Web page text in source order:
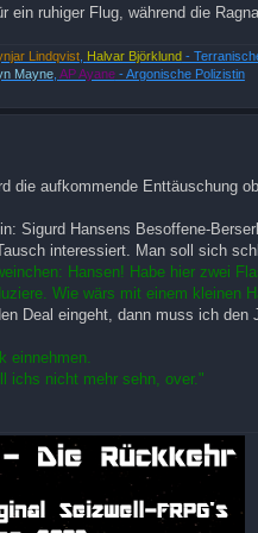
ein ruhiger Flug, während die
Lindqvist, Halvar Björklund -
Mayne, AP Ayane- Argonische Polizistin
die aufkommende Enttäuschung
Sigurd Hansens Besoffene-
interessiert. Man soll sich
Hansen! Habe hier zwei
Wie wärs mit einem kleinen
Deal eingeht, dann muss ich den
einnehmen.
ichs nicht mehr sehn, over."